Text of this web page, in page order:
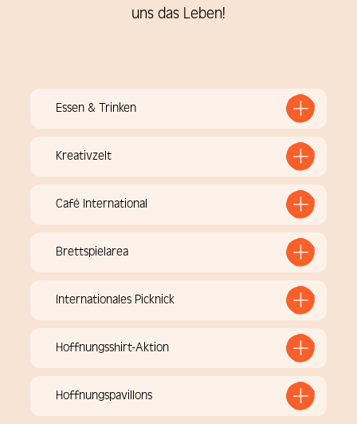
uns das Leben!
Essen & Trinken
Kreativzelt
Café International
Brettspielarea
Internationales Picknick
Hoffnungsshirt-Aktion
Hoffnungspavillons